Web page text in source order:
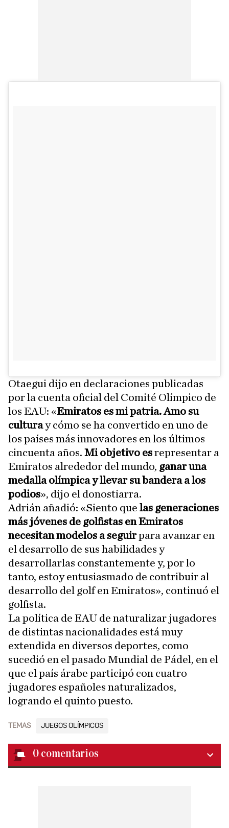
Otaegui dijo en declaraciones publicadas
por la cuenta oficial del Comité Olímpico de
los EAU: «Emiratos es mi patria. Amo su
culturay cómo se ha convertido en uno de
los países más innovadores en los últimos
cincuenta años. Mi objetivo esrepresentar a
Emiratos alrededor del mundo, ganar una
medalla olímpica y llevar su bandera a los
podios», dijo el donostiarra.
Adrián añadió: «Siento que las generaciones
más jóvenes de golfistas en Emiratos
necesitan modelos a seguirpara avanzar en
el desarrollo de sus habilidades y
desarrollarlas constantemente y, por lo
tanto, estoy entusiasmado de contribuir al
desarrollo del golf en Emiratos», continuó el
golfista.
La política de EAU de naturalizar jugadores
de distintas nacionalidades está muy
extendida en diversos deportes, como
sucedió en el pasado Mundial de Pádel, en el
que el país árabe participó con cuatro
jugadores españoles naturalizados,
logrando el quinto puesto.
TEMAS JUEGOS OLÍMPICOS
0 comentarios